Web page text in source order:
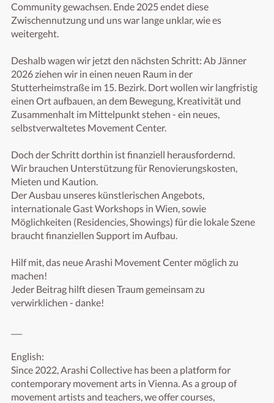
Community gewachsen. Ende 2025 endet diese
Zwischennutzung und uns war lange unklar, wie es
weitergeht.
Deshalb wagen wir jetzt den nächsten Schritt: Ab Jänner
2026 ziehen wir in einen neuen Raum in der
Stutterheimstraße im 15. Bezirk. Dort wollen wir langfristig
einen Ort aufbauen, an dem Bewegung, Kreativität und
Zusammenhalt im Mittelpunkt stehen - ein neues,
selbstverwaltetes Movement Center.
Doch der Schritt dorthin ist finanziell herausfordernd.
Wir brauchen Unterstützung für Renovierungskosten,
Mieten und Kaution.
Der Ausbau unseres künstlerischen Angebots,
internationale Gast Workshops in Wien, sowie
Möglichkeiten (Residencies, Showings) für die lokale Szene
braucht finanziellen Support im Aufbau.
Hilf mit, das neue Arashi Movement Center möglich zu
machen!
Jeder Beitrag hilft diesen Traum gemeinsam zu
verwirklichen - danke!
English:
Since 2022, Arashi Collective has been a platform for
contemporary movement arts in Vienna. As a group of
movement artists and teachers, we offer courses,